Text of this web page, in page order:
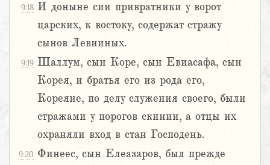
9:18 И доныне сии привратники у ворот
царских, к востоку, содержат стражу
сынов Левииных.
9:19 Шаллум, сын Коре, сын Евиасафа, сын
Корея, и братья его из рода его,
Кореяне, по делу служения своего, были
стражами у порогов скинии, а отцы их
охраняли вход в стан Господень.
9:20 Финеес, сын Елеазаров, был прежде